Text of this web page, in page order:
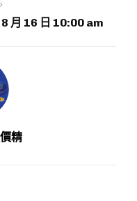
月 16 日 10:00 am
精